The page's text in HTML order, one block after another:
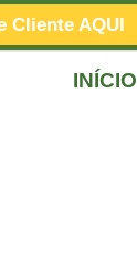
Cliente AQUI
INÍCIO